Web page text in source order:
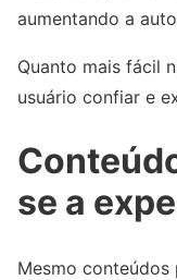
aumentando a
Quanto mais fácil
usuário confiar e
se a
Mesmo